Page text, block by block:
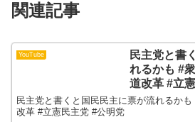
関連記事
YouTube
民主党と書
れるかも #
道改革 #立
民主党と書くと国民民主に票が流れるか
改革 #立憲民主党 #公明党